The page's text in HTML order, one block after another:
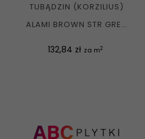
TUBĄDZIN (KORZILIUS)
ALAMI BROWN STR GRES
Cena
132,84 zł za m2